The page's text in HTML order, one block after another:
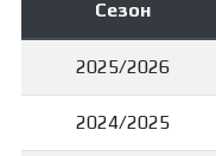
Сезон
2025/2026
2024/2025